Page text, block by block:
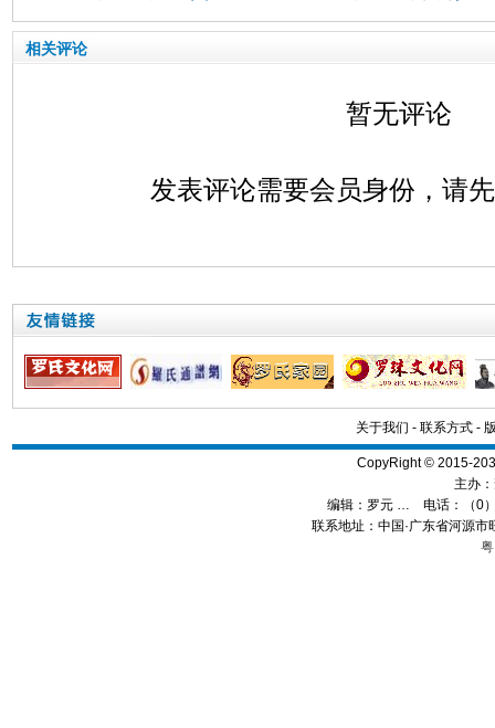
相关评论
暂无评论
发表评论需要会员身份，请
关于我们 - 联系方式-
CopyRight © 2015-
主办：
编辑： 罗元 … 电话：（0
联系地址：中国·广东省河源